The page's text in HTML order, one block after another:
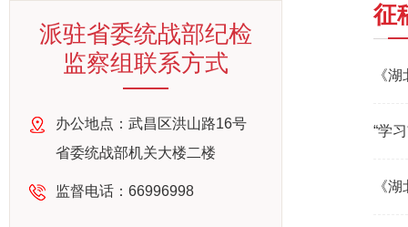
派驻省委统战部纪检
监察组联系方式
办公地点：武昌区洪山路16号
省委统战部机关大楼二楼
监督电话：66996998
征
《
“学
《